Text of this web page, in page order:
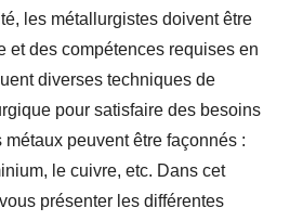
les métallurgistes doivent être
et des compétences requises en
diverses techniques de
pour satisfaire des besoins
peuvent être façonnés :
le cuivre, etc. Dans cet
présenter les différentes